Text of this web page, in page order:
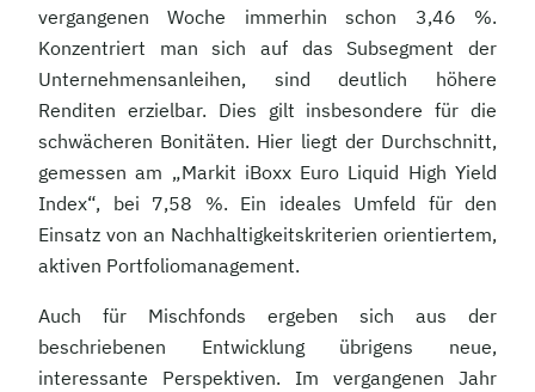
vergangenen Woche immerhin schon 3,46 %.
Konzentriert man sich auf das Subsegment der
Unternehmensanleihen, sind deutlich höhere
Renditen erzielbar. Dies gilt insbesondere für die
schwächeren Bonitäten. Hier liegt der Durchschnitt,
gemessen am „Markit iBoxx Euro Liquid High Yield
Index“, bei 7,58 %. Ein ideales Umfeld für den
Einsatz von an Nachhaltigkeitskriterien orientiertem,
aktiven Portfoliomanagement.
Auch für Mischfonds ergeben sich aus der
beschriebenen Entwicklung übrigens neue,
interessante Perspektiven. Im vergangenen Jahr